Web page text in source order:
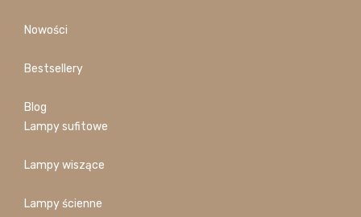
Nowości
Bestsellery
Blog
Lampy sufitowe
Lampy wiszące
Lampy ścienne